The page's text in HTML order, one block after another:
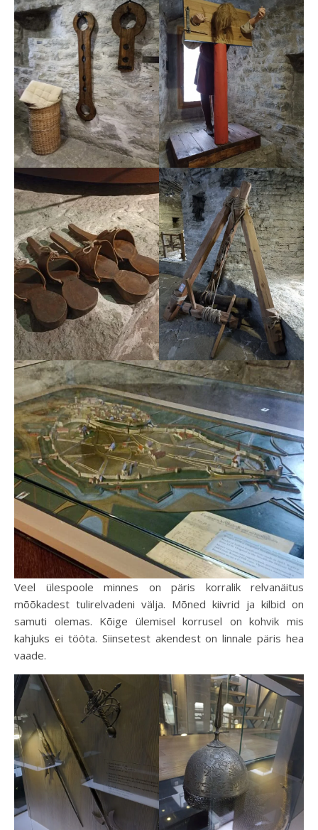
Veel ülespoole minnes on päris korralik relvanäitus
mõõkadest tulirelvadeni välja. Mõned kiivrid ja kilbid on
samuti olemas. Kõige ülemisel korrusel on kohvik mis
kahjuks ei tööta. Siinsetest akendest on linnale päris hea
vaade.